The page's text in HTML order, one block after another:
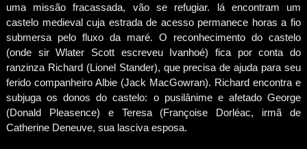
uma missão fracassada, vão se refugiar. lá encontram um
castelo medieval cuja estrada de acesso permanece horas a fio
submersa pelo fluxo da maré. O reconhecimento do castelo
(onde sir Wlater Scott escreveu Ivanhoé) fica por conta do
ranzinza Richard (Lionel Stander), que precisa de ajuda para seu
ferido companheiro Albie (Jack MacGowran). Richard encontra e
subjuga os donos do castelo: o pusilânime e afetado George
(Donald Pleasence) e Teresa (Françoise Dorléac, irmã de
Catherine Deneuve, sua lasciva esposa.